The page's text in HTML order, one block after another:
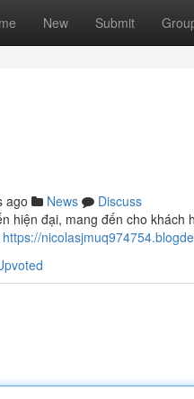
New Submit
ago News
Discuss
hiện đại, mang đến cho
https://